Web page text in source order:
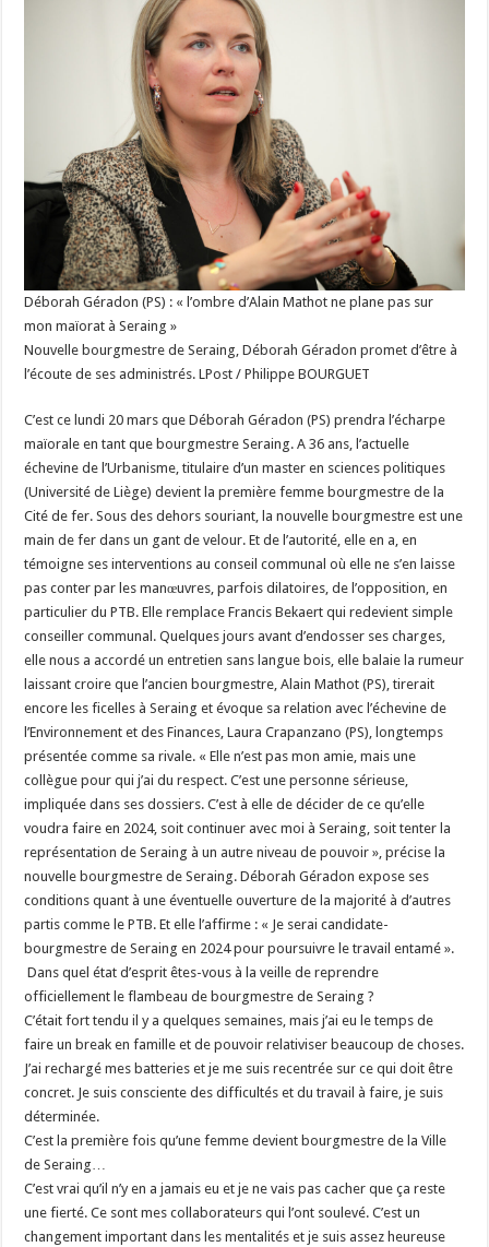
Déborah Géradon (PS) : « l’ombre d’Alain Mathot ne plane pas sur
mon maïorat à Seraing »
Nouvelle bourgmestre de Seraing, Déborah Géradon promet d’être à
l’écoute de ses administrés. LPost / Philippe BOURGUET
C’est ce lundi 20 mars que Déborah Géradon (PS) prendra l’écharpe
maïorale en tant que bourgmestre Seraing. A 36 ans, l’actuelle
échevine de l’Urbanisme, titulaire d’un master en sciences politiques
(Université de Liège) devient la première femme bourgmestre de la
Cité de fer. Sous des dehors souriant, la nouvelle bourgmestre est une
main de fer dans un gant de velour. Et de l’autorité, elle en a, en
témoigne ses interventions au conseil communal où elle ne s’en laisse
pas conter par les manœuvres, parfois dilatoires, de l’opposition, en
particulier du PTB. Elle remplace Francis Bekaert qui redevient simple
conseiller communal. Quelques jours avant d’endosser ses charges,
elle nous a accordé un entretien sans langue bois, elle balaie la rumeur
laissant croire que l’ancien bourgmestre, Alain Mathot (PS), tirerait
encore les ficelles à Seraing et évoque sa relation avec l’échevine de
l’Environnement et des Finances, Laura Crapanzano (PS), longtemps
présentée comme sa rivale. « Elle n’est pas mon amie, mais une
collègue pour qui j’ai du respect. C’est une personne sérieuse,
impliquée dans ses dossiers. C’est à elle de décider de ce qu’elle
voudra faire en 2024, soit continuer avec moi à Seraing, soit tenter la
représentation de Seraing à un autre niveau de pouvoir », précise la
nouvelle bourgmestre de Seraing. Déborah Géradon expose ses
conditions quant à une éventuelle ouverture de la majorité à d’autres
partis comme le PTB. Et elle l’affirme : « Je serai candidate-
bourgmestre de Seraing en 2024 pour poursuivre le travail entamé ».
Dans quel état d’esprit êtes-vous à la veille de reprendre
officiellement le flambeau de bourgmestre de Seraing ?
C’était fort tendu il y a quelques semaines, mais j’ai eu le temps de
faire un break en famille et de pouvoir relativiser beaucoup de choses.
J’ai rechargé mes batteries et je me suis recentrée sur ce qui doit être
concret. Je suis consciente des difficultés et du travail à faire, je suis
déterminée.
C’est la première fois qu’une femme devient bourgmestre de la Ville
de Seraing…
C’est vrai qu’il n’y en a jamais eu et je ne vais pas cacher que ça reste
une fierté. Ce sont mes collaborateurs qui l’ont soulevé. C’est un
changement important dans les mentalités et je suis assez heureuse